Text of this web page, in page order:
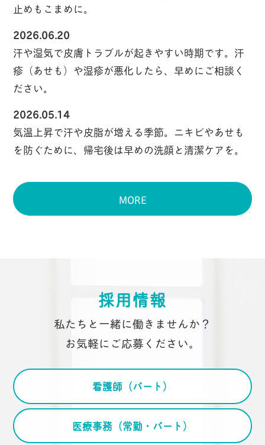
止めもこまめに。
2026.06.20
汗や湿気で皮膚トラブルが起きやすい時期です。汗
疹（あせも）や湿疹が悪化したら、早めにご相談く
ださい。
2026.05.14
気温上昇で汗や皮脂が増える季節。ニキビやあせも
を防ぐために、帰宅後は早めの洗顔と清潔ケアを。
MORE
採用情報
私たちと一緒に働きませんか？
お気軽にご応募ください。
看護師（パート）
医療事務（常勤・パート）